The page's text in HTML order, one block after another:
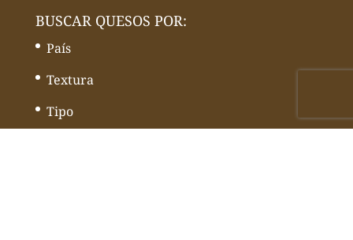
BUSCAR QUESOS POR:
País
Textura
Tipo